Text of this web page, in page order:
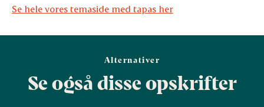
Se hele vores temaside med tapas her
Alternativer
Se også disse opskrifter